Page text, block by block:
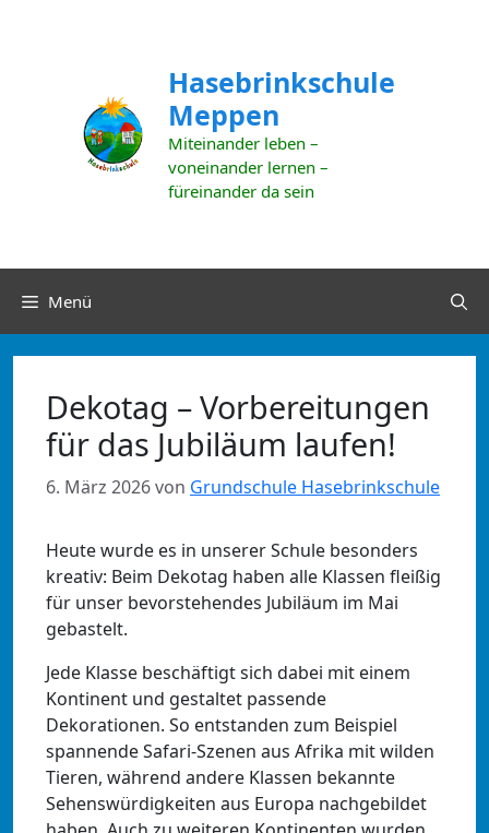
Hasebrinkschule
Meppen
Miteinander leben –
voneinander lernen –
füreinander da sein
Menü
Dekotag – Vorbereitungen
für das Jubiläum laufen!
6. März 2026von Grundschule Hasebrinkschule
Heute wurde es in unserer Schule besonders
kreativ: Beim Dekotag haben alle Klassen fleißig
für unser bevorstehendes Jubiläum im Mai
gebastelt.
Jede Klasse beschäftigt sich dabei mit einem
Kontinent und gestaltet passende
Dekorationen. So entstanden zum Beispiel
spannende Safari-Szenen aus Afrika mit wilden
Tieren, während andere Klassen bekannte
Sehenswürdigkeiten aus Europa nachgebildet